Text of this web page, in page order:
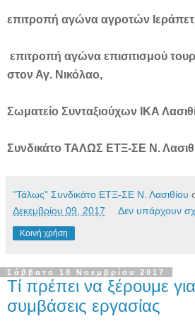
επιτροπή αγώνα αγροτών
επιτροπή αγώνα επισιτισμού
στον Αγ. Νικόλαο,
Σωματείο Συνταξιούχων ΙΚΑ
Συνδικάτο ΤΑΛΩΣ ΕΤΞ-ΣΕ Ν.
"Τάλως" Συνδικάτο ΕΤΞ-ΣΕ Ν. Λασιθίου
Δεκεμβρίου 09, 2017
Δεν υπάρχουν
Κοινή χρήση
Σάββατο 18 Νοεμβρίου 2017
Τί πρέπει να ξέρουμε
συμβάσεις εργασίας